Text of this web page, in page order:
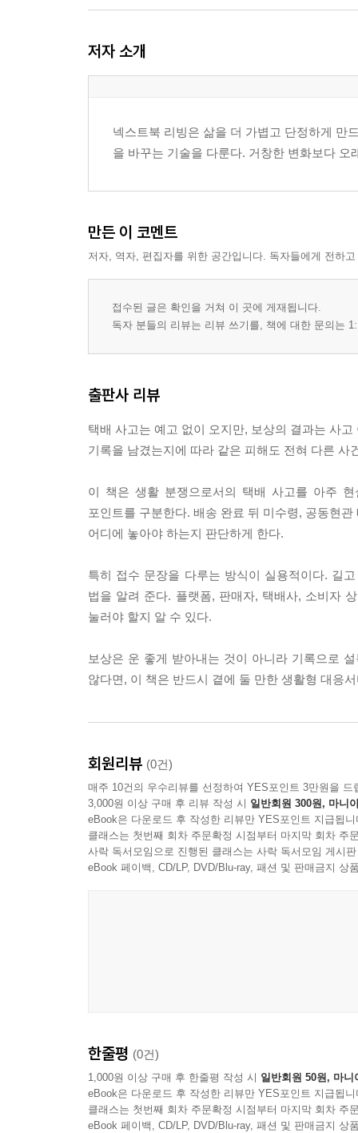
1절. 박스 상태 촬영이 핵심 증거가 되는 이유
2절. 외관 파손과 내용물 파손의 주장 구조 차이
4장. 오배송 사고는 ‘찾아오세요’로 끝나지 않는다
4절. 판매자와 택배사 중 어느 쪽에 선행 통지해야
5장. 증거는 많을수록 좋은 것이 아니라 순서가 맞
1절. 사고 직후 10분 안에 확보할 자료
2절. 사진, 영상, 대화 캡처의 효력 차이
6장. 접수 문장은 길수록 설득력이 떨어진다
1절. 분실 접수 멘트의 구조와 완성형 예문
2절. 파손 접수 멘트의 구조와 완성형 예문
4절. 감정 표현은 줄이고 사실 문장을 세우는 법
7장. 처리 기한을 알아야 기다릴 때와 밀어붙일 때
2절. 택배사 답변 지연에 대응하는 단계별 압박
3절. 판매자 응답 지연과 플랫폼 분쟁 절차
4절. 명절·주말·도서산간 배송에서 시간 계산하는
8장. 보상액은 박스가 아니라 계약과 입증으로 정
1절. 물품가액 기재와 보상 한도의 관계
9장. 판매자, 플랫폼, 택배사가 서로 미루는 장면을
1절. 온라인 쇼핑몰 주문의 책임 흐름
2절. 중고거래와 개인 간 거래의 함정
3절. 오픈마켓·플랫폼 분쟁에서 증거 제출 순서
4절. 판매자 연락 두절 때 병행해야 할 경로
1절. 1372와 소비자24를 언제 쓰는가
2절. 내용증명이 필요한 순간과 아닌 순간
3절. 한국소비자원 피해구제와 분쟁조정 흐름 읽기
4절. 민사적 대응을 고려해야 하는 경계선
저자 소개
넥스트북 리빙은 삶을 더 가볍고 단정하게 만
을 바꾸는 기술을 다룬다. 거창한 변화보다
만든 이 코멘트
저자, 역자, 편집자를 위한 공간입니다. 독자들에게 전하
접수된 글은 확인을 거쳐 이 곳에 게재됩니다.
독자 분들의 리뷰는 리뷰 쓰기를, 책에 대한 문의는
출판사 리뷰
택배 사고는 예고 없이 오지만, 보상의 결과는 사
기록을 남겼는지에 따라 같은 피해도 전혀 다른
이 책은 생활 분쟁으로서의 택배 사고를 아주
포인트를 구분한다. 배송 완료 뒤 미수령, 공동현
어디에 놓아야 하는지 판단하게 한다.
특히 접수 문장을 다루는 방식이 실용적이다. 길
법을 알려 준다. 플랫폼, 판매자, 택배사, 소비자
눌러야 할지 알 수 있다.
보상은 운 좋게 받아내는 것이 아니라 기록으로
않다면, 이 책은 반드시 곁에 둘 만한 생활형 대응
회원리뷰 (0건)
매주 10건의 우수리뷰를 선정하여 YES포인트 3만원을 드
3,000원 이상 구매 후 리뷰 작성 시 일반회원 300원, 마니
eBook은 다운로드 후 작성한 리뷰만 YES포인트 지급됩니
클래스는 첫번째 회차 주문확정 시점부터 마지막 회차 주
사락 독서모임으로 진행된 클래스는 사락 독서모임 게시
eBook 페이백, CD/LP, DVD/Blu-ray, 패션 및 판매금지 상
한줄평 (0건)
1,000원 이상 구매 후 한줄평 작성 시 일반회원 50원, 마니
eBook은 다운로드 후 작성한 리뷰만 YES포인트 지급됩니
클래스는 첫번째 회차 주문확정 시점부터 마지막 회차 주
eBook 페이백, CD/LP, DVD/Blu-ray, 패션 및 판매금지 상